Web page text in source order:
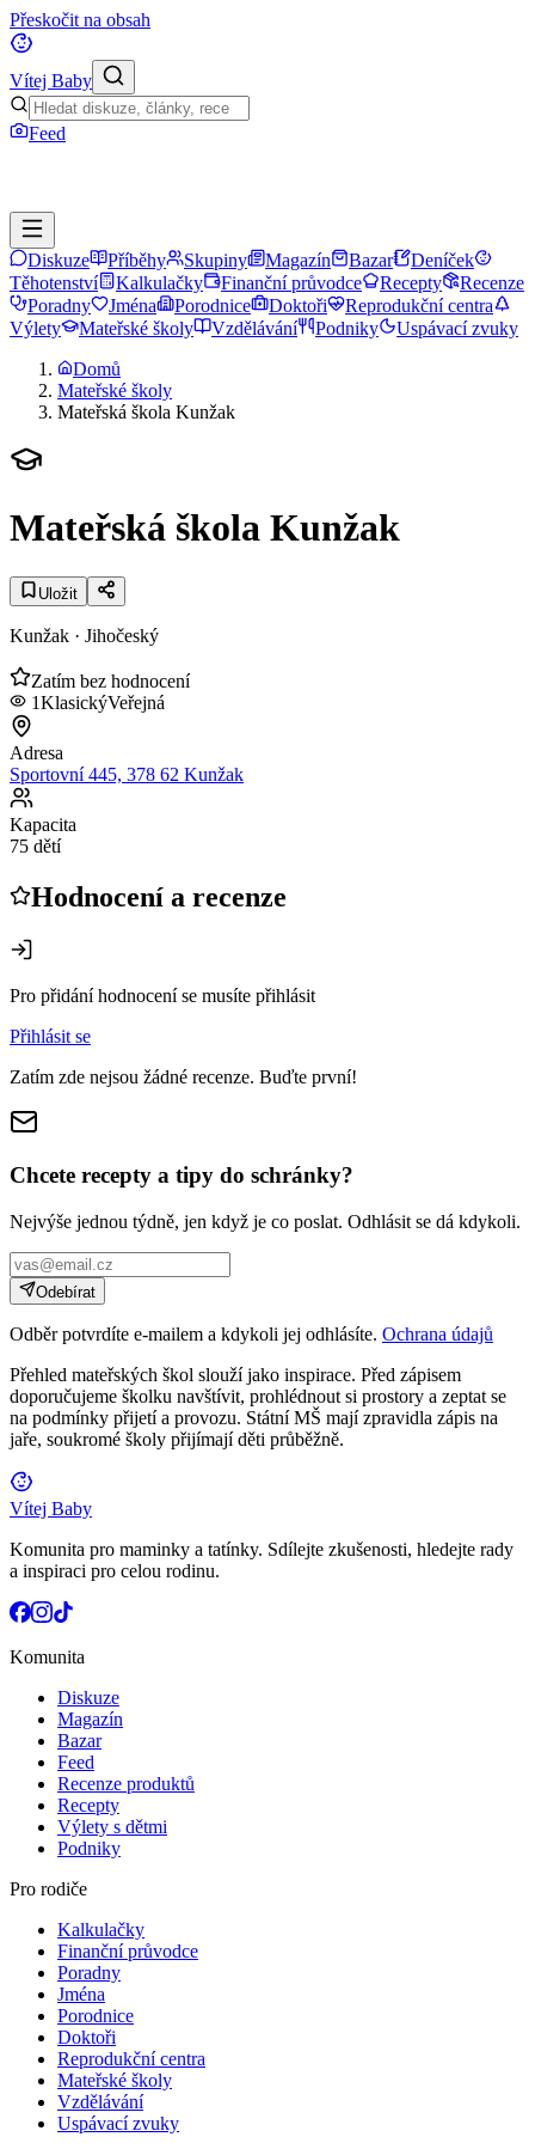
Přeskočit na obsah
Vítej Baby
Feed
Diskuze Příběhy Skupiny Magazín Bazar
Deníček
Těhotenství
Kalkulačky Finanční průvodce Recepty
Recenze
Poradny
Jména Porodnice Doktoři
Reprodukční centra
Výlety
Mateřské školy Vzdělávání Podniky
Uspávací zvuky
Domů
Mateřské školy
Mateřská škola Kunžak
Mateřská škola Kunžak
Uložit
Kunžak · Jihočeský
Zatím bez hodnocení
1KlasickýVeřejná
Adresa
Sportovní 445, 378 62 Kunžak
Kapacita
75 dětí
Hodnocení a recenze
Pro přidání hodnocení se musíte přihlásit
Přihlásit se
Zatím zde nejsou žádné recenze. Buďte první!
Chcete recepty a tipy do schránky?
Nejvýše jednou týdně, jen když je co poslat. Odhlásit se dá kdykoli.
Odebírat
Odběr potvrdíte e-mailem a kdykoli jej odhlásíte. Ochrana údajů
Přehled mateřských škol slouží jako inspirace. Před zápisem
doporučujeme školku navštívit, prohlédnout si prostory a zeptat se
na podmínky přijetí a provozu. Státní MŠ mají zpravidla zápis na
jaře, soukromé školy přijímají děti průběžně.
Vítej Baby
Komunita pro maminky a tatínky. Sdílejte zkušenosti, hledejte rady
a inspiraci pro celou rodinu.
Komunita
Diskuze
Magazín
Bazar
Feed
Recenze produktů
Recepty
Výlety s dětmi
Podniky
Pro rodiče
Kalkulačky
Finanční průvodce
Poradny
Jména
Porodnice
Doktoři
Reprodukční centra
Mateřské školy
Vzdělávání
Uspávací zvuky